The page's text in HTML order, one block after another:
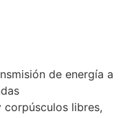
de energía a
libres,